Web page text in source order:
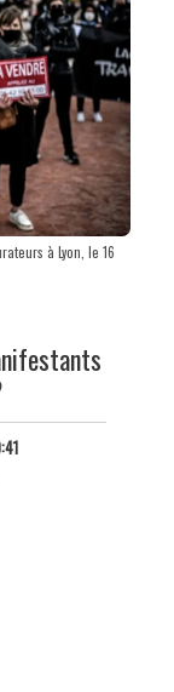
à Lyon, le 16